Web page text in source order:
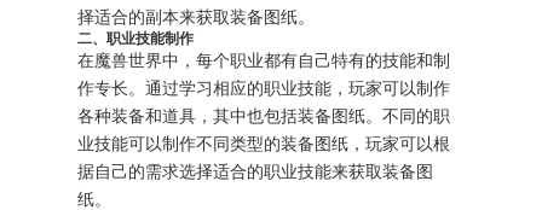
择适合的副本来获取装备图纸。
二、职业技能制作
在魔兽世界中，每个职业都有自己特有的技能和制
作专长。通过学习相应的职业技能，玩家可以制作
各种装备和道具，其中也包括装备图纸。不同的职
业技能可以制作不同类型的装备图纸，玩家可以根
据自己的需求选择适合的职业技能来获取装备图
纸。